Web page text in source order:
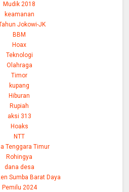
Mudik 2018
keamanan
Jokowi-JK
BBM
Hoax
Teknologi
Olahraga
Timor
kupang
Hiburan
Rupiah
aksi 313
Hoaks
NTT
Tenggara Timur
Rohingya
dana desa
Sumba Barat Daya
Pemilu 2024